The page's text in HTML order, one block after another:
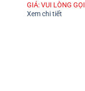
GIÁ: VUI LÒNG GỌI
Xem chi tiết